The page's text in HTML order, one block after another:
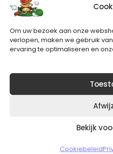
Om uw bezoek aan onze
verlopen, maken we gebruik
ervaring te optimaliseren en
Bekijk
Cookiebeleid
Nieuwsbrief
Blijft op de hoogte van het laatste